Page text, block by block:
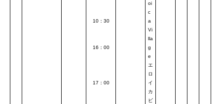
10：30
16：00
17：00
oi
c
a
Vi
lla
g
e
エ
ロ
イ
カ
ビ